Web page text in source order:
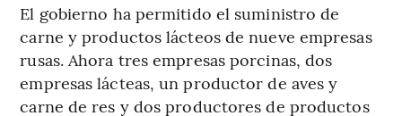
El gobierno ha permitido el suministro de
carne y productos lácteos de nueve empresas
rusas. Ahora tres empresas porcinas, dos
empresas lácteas, un productor de aves y
carne de res y dos productores de productos